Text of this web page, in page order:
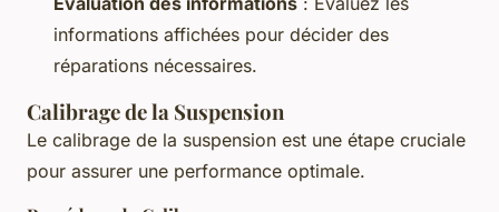
informations affichées pour décider des
réparations nécessaires.
Calibrage de la Suspension
Le calibrage de la suspension est une étape cruciale
pour assurer une performance optimale.